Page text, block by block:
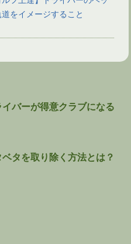
道をイメージすること
バーが得意クラブになる
タを取り除く方法とは？